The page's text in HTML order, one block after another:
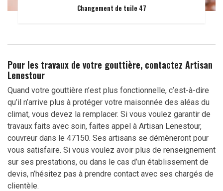
Changement de tuile 47
Pour les travaux de votre gouttière, contactez Artisan
Lenestour
Quand votre gouttière n’est plus fonctionnelle, c’est-à-dire
qu’il n’arrive plus à protéger votre maisonnée des aléas du
climat, vous devez la remplacer. Si vous voulez garantir de
travaux faits avec soin, faites appel à Artisan Lenestour,
couvreur dans le 47150. Ses artisans se démèneront pour
vous satisfaire. Si vous voulez avoir plus de renseignement
sur ses prestations, ou dans le cas d’un établissement de
devis, n’hésitez pas à prendre contact avec ses chargés de
clientèle.